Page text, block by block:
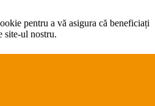
pentru a vă asigura că beneficiați
site-ul nostru.